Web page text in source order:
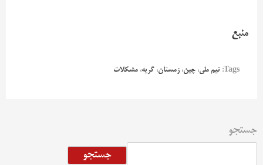
منبع
Tags: تیم ملی، چین، زمستان، گریه، مشکلات
جستجو
جستجو